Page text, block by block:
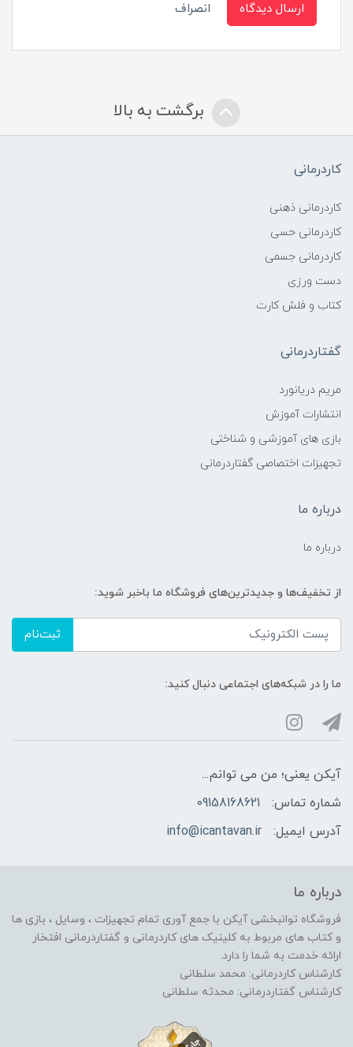
ارسال دیدگاه انصراف
برگشت به بالا
کاردرمانی
کاردرمانی ذهنی
کاردرمانی حسی
کاردرمانی جسمی
دست ورزی
کتاب و فلش کارت
گفتاردرمانی
مریم دریانورد
انتشارات آموزش
بازی های آموزشی و شناختی
تجهیزات اختصاصی گفتاردرمانی
درباره ما
درباره ما
از تخفیف‌ها و جدیدترین‌های فروشگاه ما باخبر شوید:
ثبت‌نام
ما را در شبکه‌های اجتماعی دنبال کنید:
آیکن یعنی؛ من می توانم...
شماره تماس:
09158168621
آدرس ایمیل:
info@icantavan.ir
درباره ما
فروشگاه توانبخشی آیکن با جمع آوری تمام تجهیزات ، وسایل ، بازی ها
و کتاب های مربوط به کلینیک های کاردرمانی و گفتاردرمانی افتخار
ارائه خدمت به شما را دارد.
کارشناس کاردرمانی: محمد سلطانی
کارشناس گفتاردرمانی: محدثه سلطانی